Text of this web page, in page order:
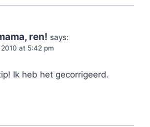
ren! says:
at 5:42 pm
Ik heb het gecorrigeerd.